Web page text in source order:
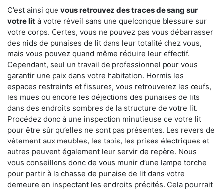
C’est ainsi que vous retrouvez des traces de sang sur
votre lit à votre réveil sans une quelconque blessure sur
votre corps. Certes, vous ne pouvez pas vous débarrasser
des nids de punaises de lit dans leur totalité chez vous,
mais vous pouvez quand même réduire leur effectif.
Cependant, seul un travail de professionnel pour vous
garantir une paix dans votre habitation. Hormis les
espaces restreints et fissures, vous retrouverez les œufs,
les mues ou encore les déjections des punaises de lits
dans des endroits sombres de la structure de votre lit.
Procédez donc à une inspection minutieuse de votre lit
pour être sûr qu’elles ne sont pas présentes. Les revers de
vêtement aux meubles, les tapis, les prises électriques et
autres peuvent également leur servir de repère. Nous
vous conseillons donc de vous munir d’une lampe torche
pour partir à la chasse de punaise de lit dans votre
demeure en inspectant les endroits précités. Cela pourrait